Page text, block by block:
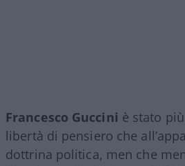
Francesco Guccini è stato
libertà di pensiero che
dottrina politica, men che